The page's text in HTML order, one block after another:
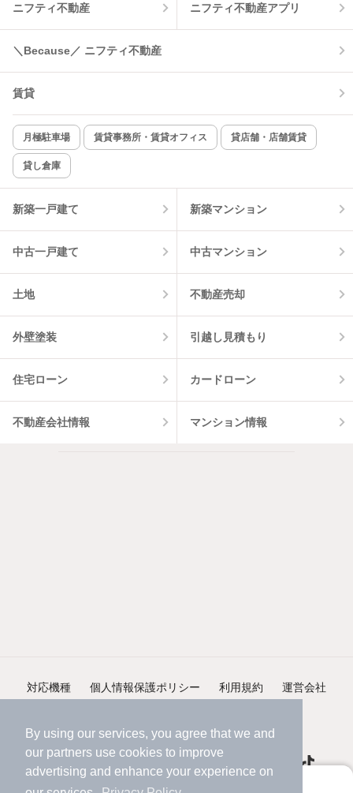
By using our services, you agree that we and
our partners use cookies to improve
advertising and enhance your experience on
アプリに切り替えて、サクサクお部屋探し
温水洗浄便座 オートロック
コンロ2口以上
新着のみ インターネット無料
該当件数:
16
ニフティ不動産 ニフティ不動産アプリ
＼Because／ ニフティ不動産
賃貸
月極駐車場 賃貸事務所・賃貸オフィス 貸店舗・店舗賃貸
貸し倉庫
新築一戸建て 新築マンション
中古一戸建て 中古マンション
土地 不動産売却
外壁塗装 引越し見積もり
住宅ローン カードローン
不動産会社情報 マンション情報
対応機種 個人情報保護ポリシー 利用規約 運営会社